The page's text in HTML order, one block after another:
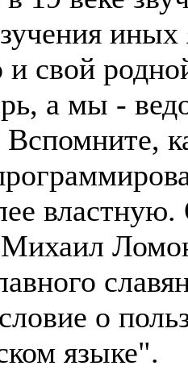
свой
а мы -
Вспомните,
о
языке".